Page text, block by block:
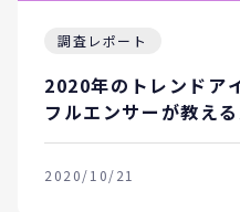
調査レポート
2020年のトレンドア
フルエンサーが教え
2020/10/21